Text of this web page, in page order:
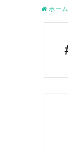
ログイン
ホーム